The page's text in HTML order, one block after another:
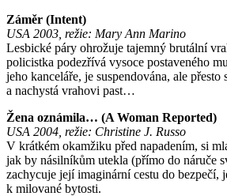
Záměr (Intent)
USA 2003, režie: Mary Ann Marino
Lesbické páry ohrožuje tajemný brutální
policistka podezřívá vysoce postaveného
jeho kanceláře, je suspendována, ale přesto
a nachystá vrahovi past…
Žena oznámila… (A Woman Reported)
USA 2004, režie: Christine J. Russo
V krátkém okamžiku před napadením, si
jak by násilníkům utekla (přímo do náruče
zachycuje její imaginární cestu do bezpečí,
k milované bytosti.